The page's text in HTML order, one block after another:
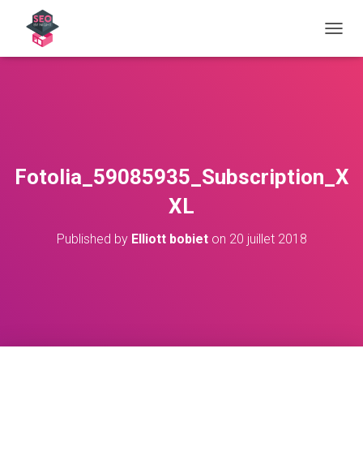
Fotolia_59085935_Subscription_X
XL
Published by Elliott bobieton 20 juillet 2018